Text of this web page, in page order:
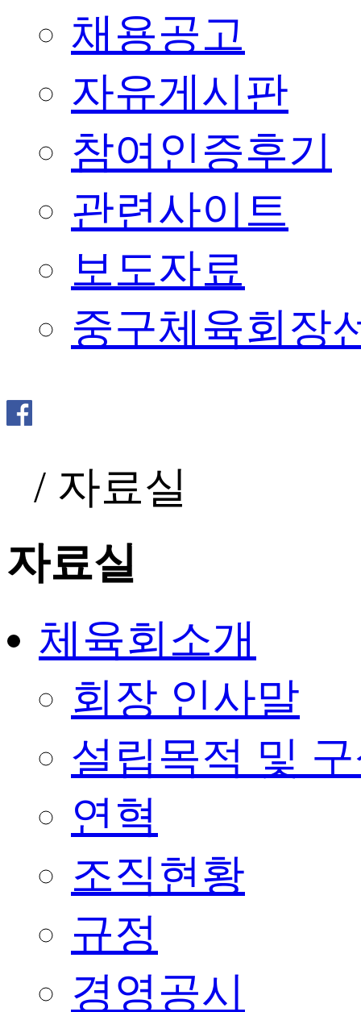
채용공고
자유게시판
참여인증후기
관련사이트
보도자료
중구체육회장
/ 자료실
자료실
체육회소개
회장 인사말
설립목적 및
연혁
조직현황
규정
경영공시